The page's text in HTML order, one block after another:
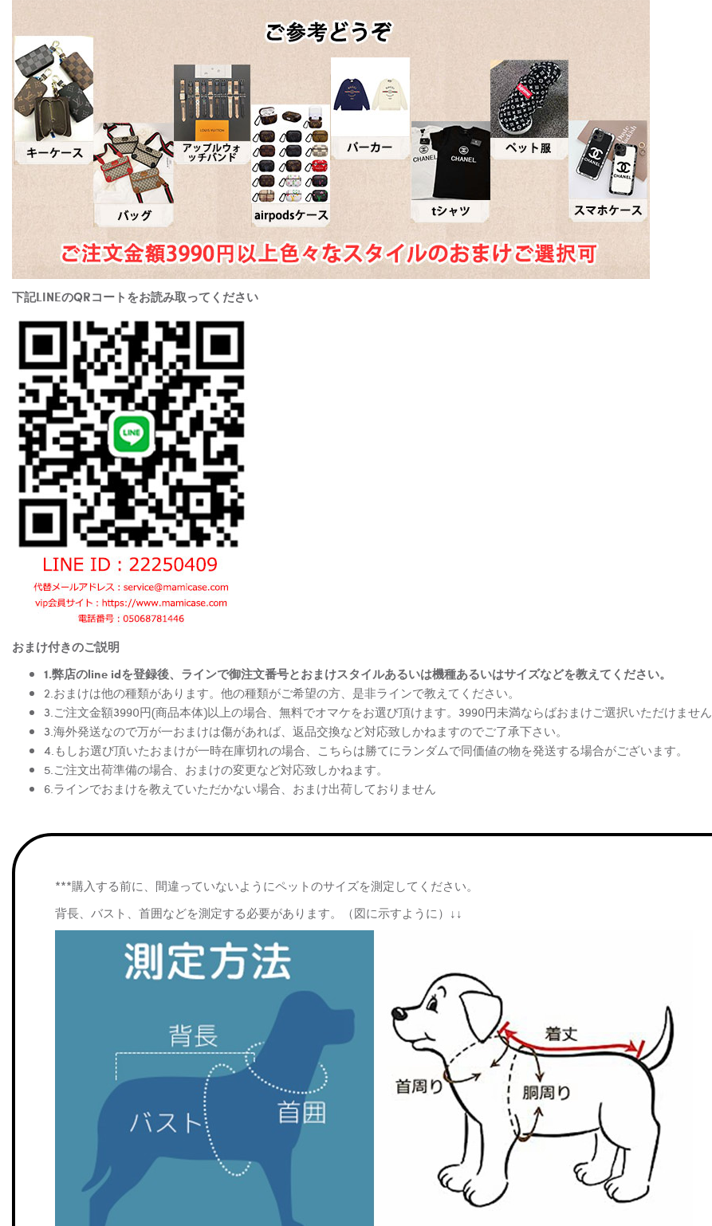
下記LINEのQRコートをお読み取ってください
おまけ付きのご説明
1.弊店のline idを登録後、ラインで御注文番号とおまけスタイルあるいは機種あるいはサイズなどを教えてください。
2.おまけは他の種類があります。他の種類がご希望の方、是非ラインで教えてください。
3.ご注文金額3990円(商品本体)以上の場合、無料でオマケをお選び頂けます。3990円未満ならばおまけご選択いただけません
3.海外発送なので万が一おまけは傷があれば、返品交換など対応致しかねますのでご了承下さい。
4.もしお選び頂いたおまけが一時在庫切れの場合、こちらは勝てにランダムで同価値の物を発送する場合がございます。
5.ご注文出荷準備の場合、おまけの変更など対応致しかねます。
6.ラインでおまけを教えていただかない場合、おまけ出荷しておりません
***購入する前に、間違っていないようにペットのサイズを測定してください。
背長、バスト、首囲などを測定する必要があります。（図に示すように）↓↓